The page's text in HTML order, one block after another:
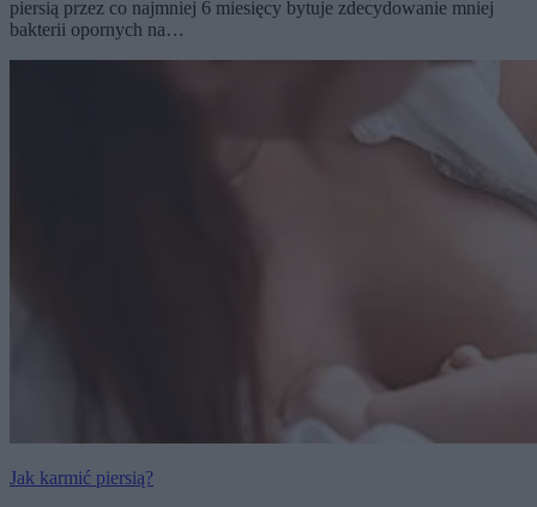
piersią przez co najmniej 6 miesięcy bytuje zdecydowanie mniej
bakterii opornych na…
Jak karmić piersią?